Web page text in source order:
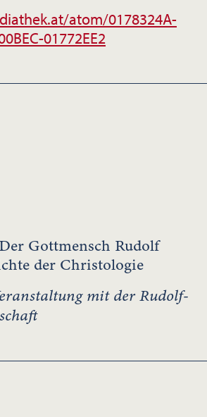
atom/0178324A-
01772EE2
Gottmensch Rudolf
der Christologie
mit der Rudolf-